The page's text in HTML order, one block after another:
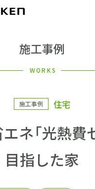
住 宅
施工事例
WORKS
施工事例 住宅
ネ「光熱費
目指した家